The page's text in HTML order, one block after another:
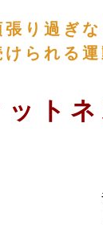
張り過ぎ
けられる運
ット